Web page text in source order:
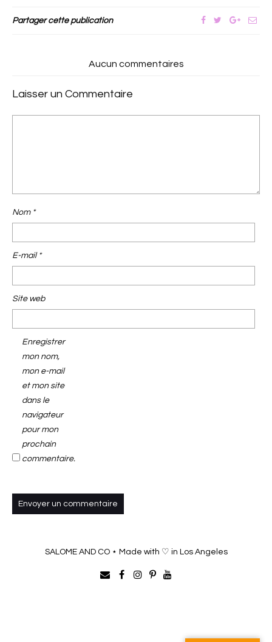
Partager cette publication
Aucun commentaires
Laisser un Commentaire
Nom *
E-mail *
Site web
Enregistrer
mon nom,
mon e-mail
et mon site
dans le
navigateur
pour mon
prochain
commentaire.
SALOME AND CO ⋆ Made with ♡ in Los Angeles